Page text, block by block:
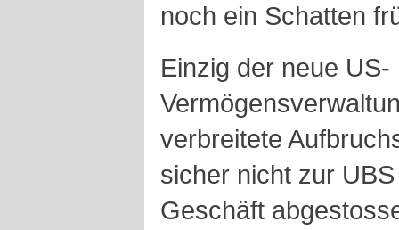
noch ein Schatten
Einzig der neue US-
verbreitete
sicher nicht zur
Geschäft